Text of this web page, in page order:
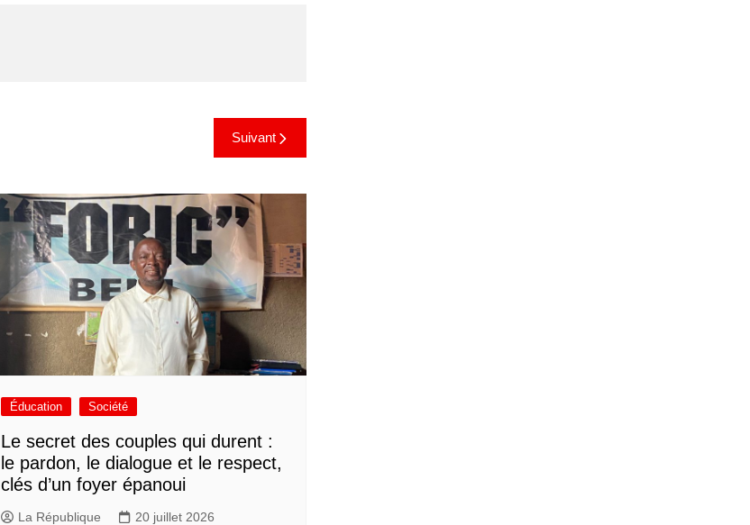
Suivant
Éducation Société
Le secret des couples qui durent :
le pardon, le dialogue et le respect,
clés d’un foyer épanoui
La République 20 juillet 2026